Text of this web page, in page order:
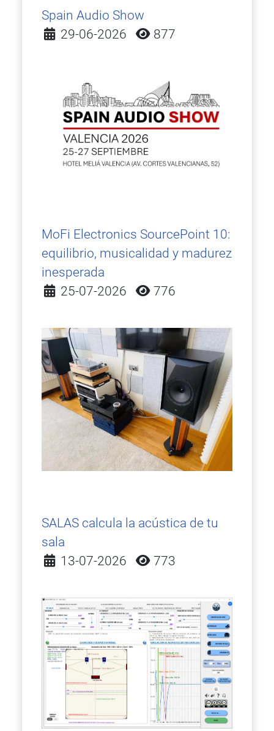
Spain Audio Show
Detalles
29-06-2026 877
MoFi Electronics SourcePoint 10:
equilibrio, musicalidad y madurez
inesperada
Detalles
25-07-2026 776
SALAS calcula la acústica de tu
sala
Detalles
13-07-2026 773